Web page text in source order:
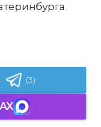
(3)